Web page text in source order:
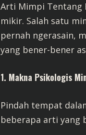
Arti Mimpi Tentang
mikir. Salah satu
pernah ngerasain,
yang bener-bener
1. Makna Psikologis
Pindah tempat
beberapa arti yang